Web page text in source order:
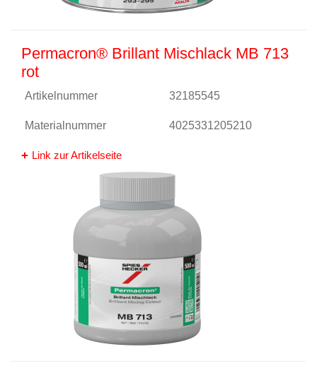
Permacron® Brillant Mischlack MB 713
rot
Artikelnummer 32185545
Materialnummer 4025331205210
Link zur Artikelseite